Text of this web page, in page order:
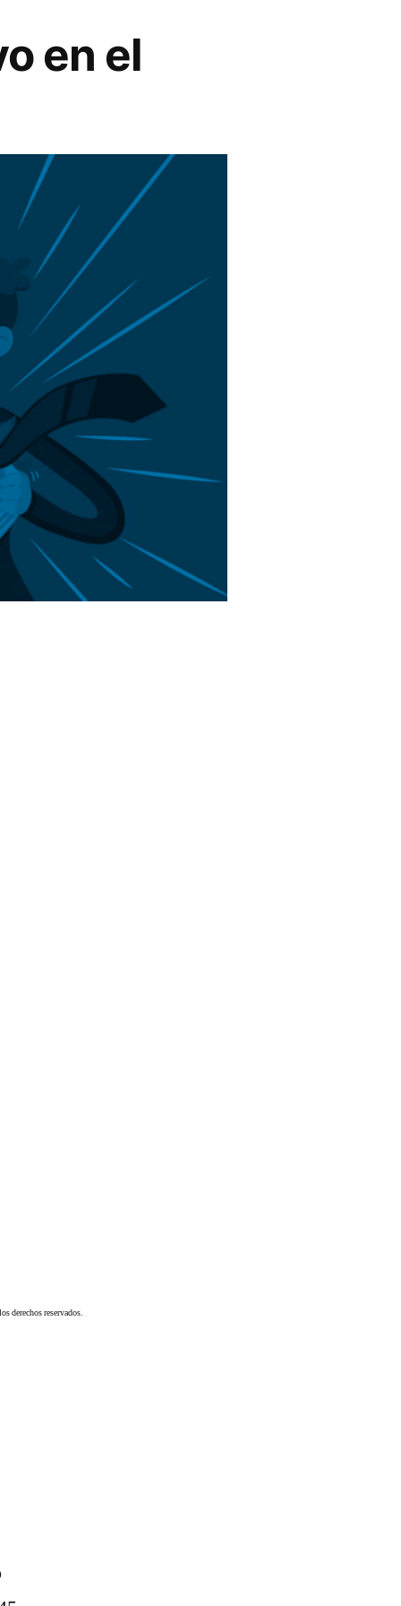
en el
derechos reservados.